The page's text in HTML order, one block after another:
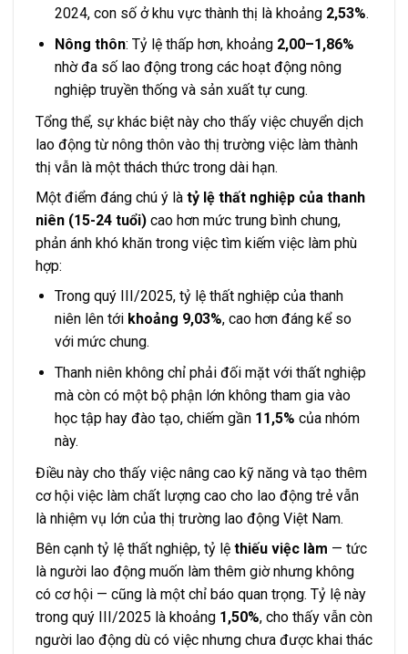
2024, con số ở khu vực thành thị là khoảng 2,53%.
Nông thôn: Tỷ lệ thấp hơn, khoảng 2,00–1,86%
nhờ đa số lao động trong các hoạt động nông
nghiệp truyền thống và sản xuất tự cung.
Tổng thể, sự khác biệt này cho thấy việc chuyển dịch
lao động từ nông thôn vào thị trường việc làm thành
thị vẫn là một thách thức trong dài hạn.
Một điểm đáng chú ý là tỷ lệ thất nghiệp của thanh
niên (15-24 tuổi) cao hơn mức trung bình chung,
phản ánh khó khăn trong việc tìm kiếm việc làm phù
hợp:
Trong quý III/2025, tỷ lệ thất nghiệp của thanh
niên lên tới khoảng 9,03%, cao hơn đáng kể so
với mức chung.
Thanh niên không chỉ phải đối mặt với thất nghiệp
mà còn có một bộ phận lớn không tham gia vào
học tập hay đào tạo, chiếm gần 11,5% của nhóm
này.
Điều này cho thấy việc nâng cao kỹ năng và tạo thêm
cơ hội việc làm chất lượng cao cho lao động trẻ vẫn
là nhiệm vụ lớn của thị trường lao động Việt Nam.
Bên cạnh tỷ lệ thất nghiệp, tỷ lệ thiếu việc làm — tức
là người lao động muốn làm thêm giờ nhưng không
có cơ hội — cũng là một chỉ báo quan trọng. Tỷ lệ này
trong quý III/2025 là khoảng 1,50%, cho thấy vẫn còn
người lao động dù có việc nhưng chưa được khai thác